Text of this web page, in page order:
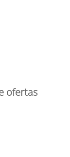
ofertas